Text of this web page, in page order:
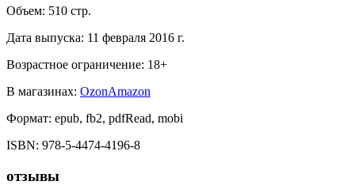
Объем: 510 стр.
Дата выпуска: 11 февраля 2016 г.
Возрастное ограничение: 18+
В магазинах: OzonAmazon
Формат: epub, fb2, pdfRead, mobi
ISBN: 978-5-4474-4196-8
отзывы